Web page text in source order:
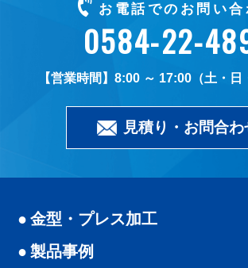
お電話でのお問い合
0584-22-
8:00 ～ 17:00（土・日
見積り・お問合わ
金型・プレス加工
製品事例